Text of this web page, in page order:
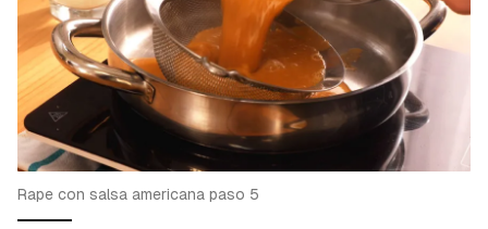
Rape con salsa americana paso 5